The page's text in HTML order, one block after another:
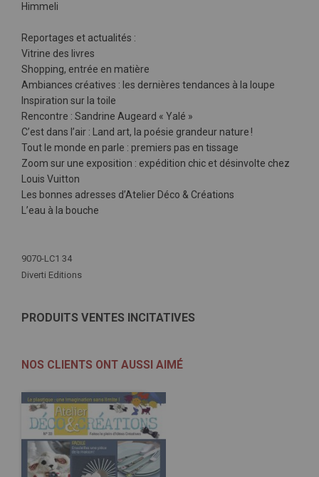
Himmeli
Reportages et actualités :
Vitrine des livres
Shopping, entrée en matière
Ambiances créatives : les dernières tendances à la loupe
Inspiration sur la toile
Rencontre : Sandrine Augeard « Yalé »
C’est dans l’air : Land art, la poésie grandeur nature !
Tout le monde en parle : premiers pas en tissage
Zoom sur une exposition : expédition chic et désinvolte chez
Louis Vuitton
Les bonnes adresses d’Atelier Déco & Créations
L’eau à la bouche
d'infos
9070-LC1 34
Diverti Editions
PRODUITS VENTES INCITATIVES
NOS CLIENTS ONT AUSSI AIMÉ